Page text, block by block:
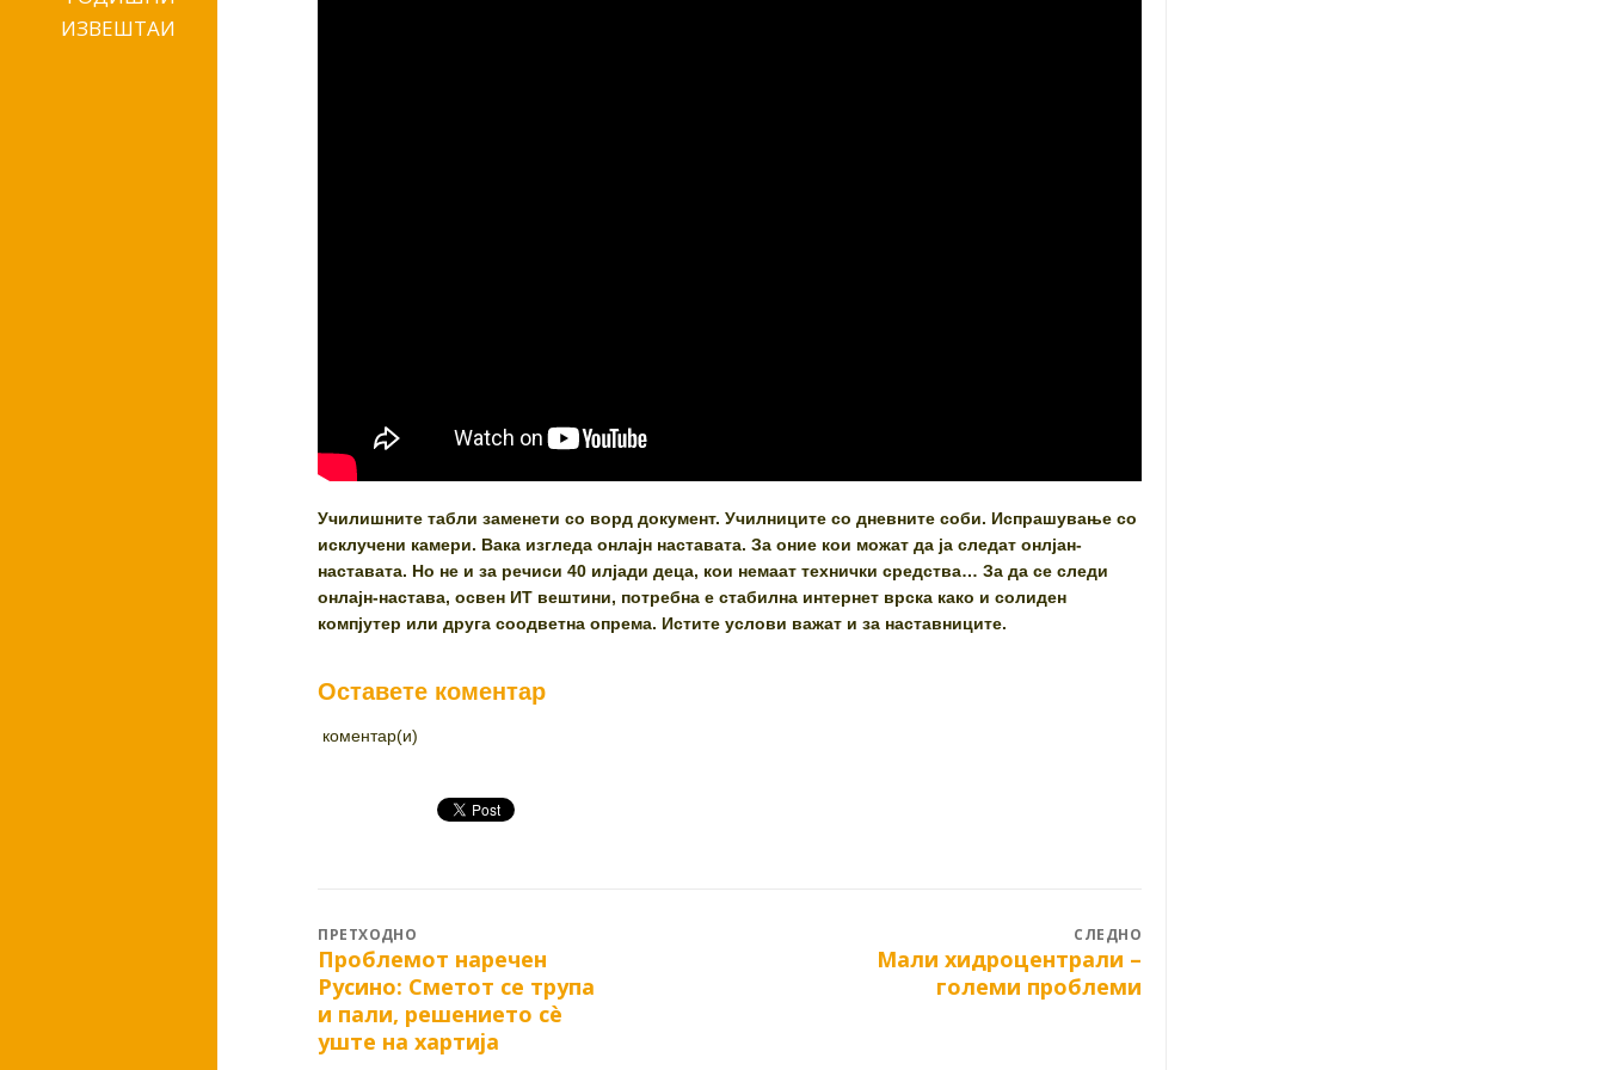
ИЗВЕШТАИ
Училишните табли заменети со ворд документ. Училниците со дневните соби. Испрашување со
исклучени камери. Вака изгледа онлајн наставата. За оние кои можат да ја следат онлјан-
наставата. Но не и за речиси 40 илјади деца, кои немаат технички средства… За да се следи
онлајн-настава, освен ИТ вештини, потребна е стабилна интернет врска како и солиден
компјутер или друга соодветна опрема. Истите услови важат и за наставниците.
Оставете коментар
коментар(и)
Post
navigation
ПРЕТХОДНО
Previous
post:
Проблемот наречен
Русино: Сметот се трупа
и пали, решението сѐ
уште на хартија
СЛЕДНО
NextМали хидроцентрали –
големи проблеми